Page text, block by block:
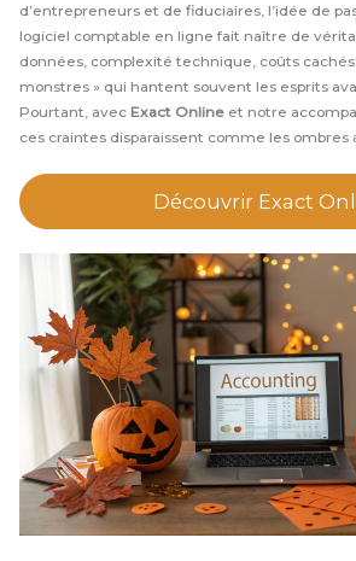
d’entrepreneurs et de fiduciaires, l’idée de
logiciel comptable en ligne fait naître de
données, complexité technique, coûts
monstres » qui hantent souvent les esprits
Pourtant, avec Exact Online et notre
ces craintes disparaissent comme les ombres
Découvrir Exact